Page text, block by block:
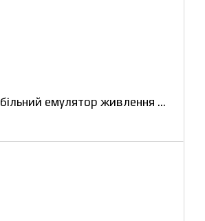
Автомобільний емулятор живлення для рації Baofeng-UV5R